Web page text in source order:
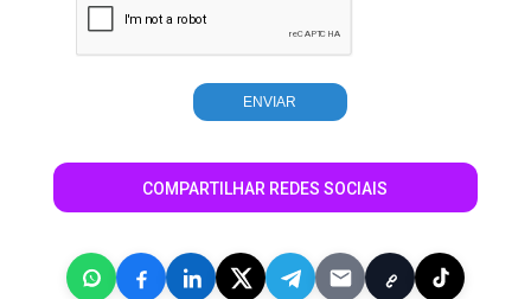
COMPARTILHAR REDES SOCIAIS